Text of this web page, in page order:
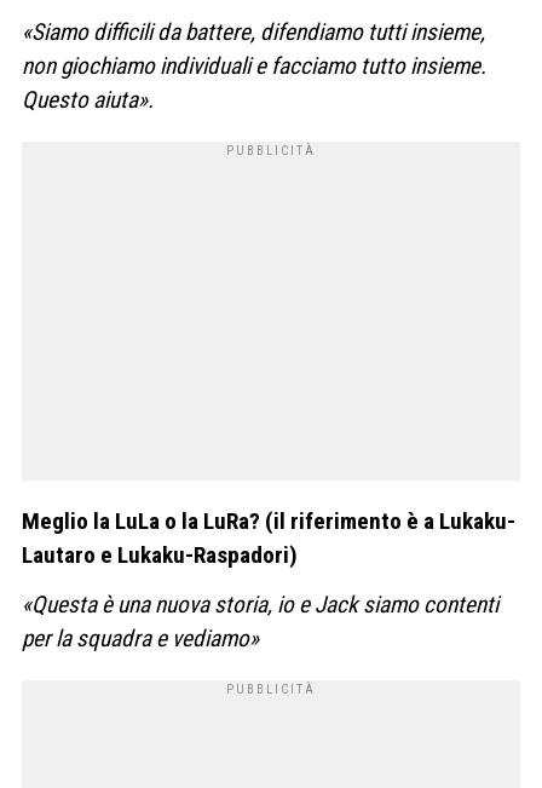
«Siamo difficili da battere, difendiamo tutti insieme,
non giochiamo individuali e facciamo tutto insieme.
Questo aiuta».
Meglio la LuLa o la LuRa? (il riferimento è a Lukaku-
Lautaro e Lukaku-Raspadori)
«Questa è una nuova storia, io e Jack siamo contenti
per la squadra e vediamo»